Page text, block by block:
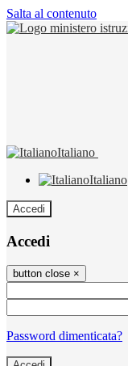
Salta al contenuto
Italiano
Italiano
Accedi
Accedi
button close ×
Password dimenticata?